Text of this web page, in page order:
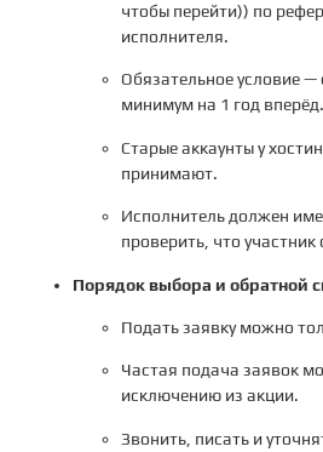
чтобы перейти)) по
исполнителя.
Обязательное условие —
минимум на 1 год вперёд.
Старые аккаунты у
принимают.
Исполнитель должен
проверить, что
Порядок выбора и обратной
Подать заявку можно
Частая подача заявок
исключению из акции.
Звонить, писать и